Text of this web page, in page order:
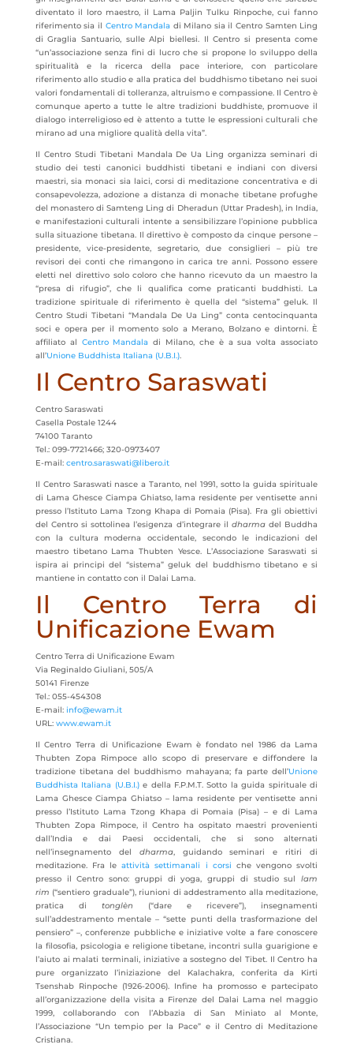
diventato il loro maestro, il Lama Paljin Tulku Rinpoche, cui fanno
riferimento sia il Centro Mandala di Milano sia il Centro Samten Ling
di Graglia Santuario, sulle Alpi biellesi. Il Centro si presenta come
“un’associazione senza fini di lucro che si propone lo sviluppo della
spiritualità e la ricerca della pace interiore, con particolare
riferimento allo studio e alla pratica del buddhismo tibetano nei suoi
valori fondamentali di tolleranza, altruismo e compassione. Il Centro è
comunque aperto a tutte le altre tradizioni buddhiste, promuove il
dialogo interreligioso ed è attento a tutte le espressioni culturali che
mirano ad una migliore qualità della vita”.
Il Centro Studi Tibetani Mandala De Ua Ling organizza seminari di
studio dei testi canonici buddhisti tibetani e indiani con diversi
maestri, sia monaci sia laici, corsi di meditazione concentrativa e di
consapevolezza, adozione a distanza di monache tibetane profughe
del monastero di Samteng Ling di Dheradun (Uttar Pradesh), in India,
e manifestazioni culturali intente a sensibilizzare l’opinione pubblica
sulla situazione tibetana. Il direttivo è composto da cinque persone –
presidente, vice-presidente, segretario, due consiglieri – più tre
revisori dei conti che rimangono in carica tre anni. Possono essere
eletti nel direttivo solo coloro che hanno ricevuto da un maestro la
“presa di rifugio”, che li qualifica come praticanti buddhisti. La
tradizione spirituale di riferimento è quella del “sistema” geluk. Il
Centro Studi Tibetani “Mandala De Ua Ling” conta centocinquanta
soci e opera per il momento solo a Merano, Bolzano e dintorni. È
affiliato al Centro Mandaladi Milano, che è a sua volta associato
all’Unione Buddhista Italiana (U.B.I.).
Il Centro Saraswati
Centro Saraswati
Casella Postale 1244
74100 Taranto
Tel.: 099-7721466; 320-0973407
E-mail: centro.saraswati@libero.it
Il Centro Saraswati nasce a Taranto, nel 1991, sotto la guida spirituale
di Lama Ghesce Ciampa Ghiatso, lama residente per ventisette anni
presso l’Istituto Lama Tzong Khapa di Pomaia (Pisa). Fra gli obiettivi
del Centro si sottolinea l’esigenza d’integrare il dharmadel Buddha
con la cultura moderna occidentale, secondo le indicazioni del
maestro tibetano Lama Thubten Yesce. L’Associazione Saraswati si
ispira ai principi del “sistema” geluk del buddhismo tibetano e si
mantiene in contatto con il Dalai Lama.
Il Centro Terra di
Unificazione Ewam
Centro Terra di Unificazione Ewam
Via Reginaldo Giuliani, 505/A
50141 Firenze
Tel.: 055-454308
E-mail: info@ewam.it
URL: www.ewam.it
Il Centro Terra di Unificazione Ewam è fondato nel 1986 da Lama
Thubten Zopa Rimpoce allo scopo di preservare e diffondere la
tradizione tibetana del buddhismo mahayana; fa parte dell’Unione
Buddhista Italiana (U.B.I.)e della F.P.M.T. Sotto la guida spirituale di
Lama Ghesce Ciampa Ghiatso – lama residente per ventisette anni
presso l’Istituto Lama Tzong Khapa di Pomaia (Pisa) – e di Lama
Thubten Zopa Rimpoce, il Centro ha ospitato maestri provenienti
dall’India e dai Paesi occidentali, che si sono alternati
nell’insegnamento del dharma, guidando seminari e ritiri di
meditazione. Fra le attività settimanali i corsi che vengono svolti
presso il Centro sono: gruppi di yoga, gruppi di studio sullam
rim (“sentiero graduale”), riunioni di addestramento alla meditazione,
pratica di tonglèn (“dare e ricevere”), insegnamenti
sull’addestramento mentale – “sette punti della trasformazione del
pensiero” –, conferenze pubbliche e iniziative volte a fare conoscere
la filosofia, psicologia e religione tibetane, incontri sulla guarigione e
l’aiuto ai malati terminali, iniziative a sostegno del Tibet. Il Centro ha
pure organizzato l’iniziazione del Kalachakra, conferita da Kirti
Tsenshab Rinpoche (1926-2006). Infine ha promosso e partecipato
all’organizzazione della visita a Firenze del Dalai Lama nel maggio
1999, collaborando con l’Abbazia di San Miniato al Monte,
l’Associazione “Un tempio per la Pace” e il Centro di Meditazione
Cristiana.